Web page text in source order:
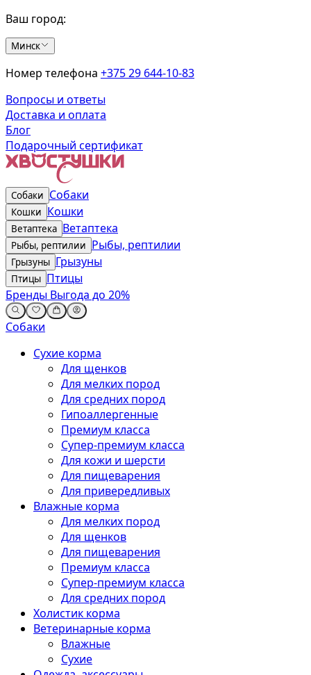
Ваш город:
Минск
Номер телефона +375 29 644-10-83
Вопросы и ответы
Доставка и оплата
Блог
Подарочный сертификат
Собаки Собаки
Кошки Кошки
Ветаптека Ветаптека
Рыбы, рептилии Рыбы, рептилии
Грызуны Грызуны
Птицы Птицы
Бренды Выгода до 20%
Собаки
Сухие корма
Для щенков
Для мелких пород
Для средних пород
Гипоаллергенные
Премиум класса
Супер-премиум класса
Для кожи и шерсти
Для пищеварения
Для привередливых
Влажные корма
Для мелких пород
Для щенков
Для пищеварения
Премиум класса
Супер-премиум класса
Для средних пород
Холистик корма
Ветеринарные корма
Влажные
Сухие